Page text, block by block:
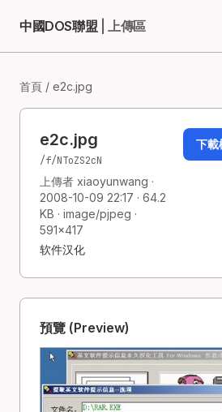
中國DOS聯盟 | 上傳區
首頁 / e2c.jpg
e2c.jpg
/f/NToZS2cN
上傳者 xiaoyunwang ·
2008-10-09 22:17 · 64.2
KB · image/pjpeg ·
591×417
软件汉化
下
預覽 (Preview)